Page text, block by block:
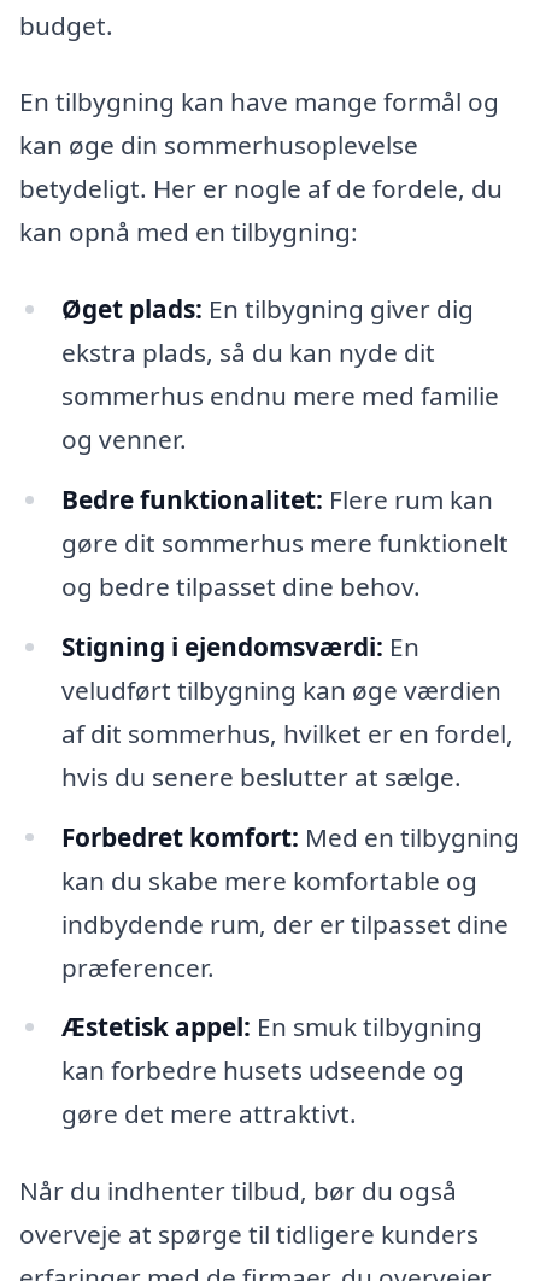
budget.
En tilbygning kan have mange formål og
kan øge din sommerhusoplevelse
betydeligt. Her er nogle af de fordele, du
kan opnå med en tilbygning:
Øget plads: En tilbygning giver dig
ekstra plads, så du kan nyde dit
sommerhus endnu mere med familie
og venner.
Bedre funktionalitet: Flere rum kan
gøre dit sommerhus mere funktionelt
og bedre tilpasset dine behov.
Stigning i ejendomsværdi: En
veludført tilbygning kan øge værdien
af dit sommerhus, hvilket er en fordel,
hvis du senere beslutter at sælge.
Forbedret komfort: Med en tilbygning
kan du skabe mere komfortable og
indbydende rum, der er tilpasset dine
præferencer.
Æstetisk appel: En smuk tilbygning
kan forbedre husets udseende og
gøre det mere attraktivt.
Når du indhenter tilbud, bør du også
overveje at spørge til tidligere kunders